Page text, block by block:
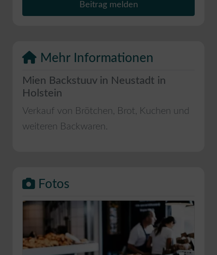
Beitrag melden
Mehr Informationen
Mien Backstuuv in Neustadt in
Holstein
Verkauf von Brötchen, Brot, Kuchen und
weiteren Backwaren.
Fotos